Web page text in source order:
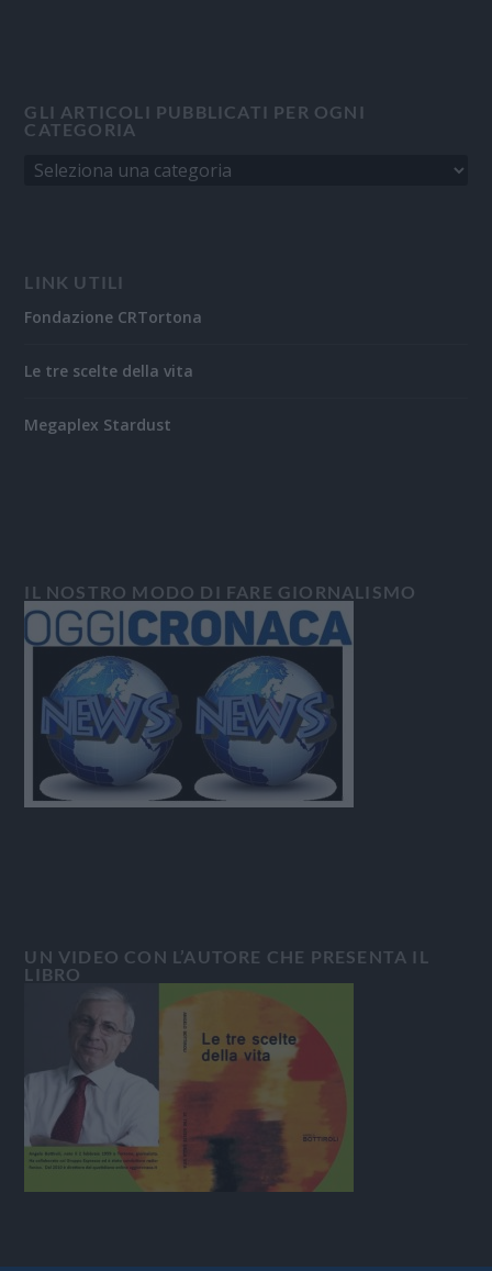
GLI ARTICOLI PUBBLICATI PER OGNI
CATEGORIA
LINK UTILI
Fondazione CRTortona
Le tre scelte della vita
Megaplex Stardust
IL NOSTRO MODO DI FARE GIORNALISMO
UN VIDEO CON L’AUTORE CHE PRESENTA IL
LIBRO